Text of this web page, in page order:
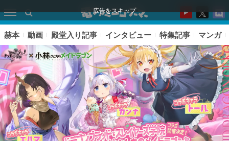
広告をスキップ
赫本 動画 殿堂入り記事 インタビュー 特集記事 マンガ